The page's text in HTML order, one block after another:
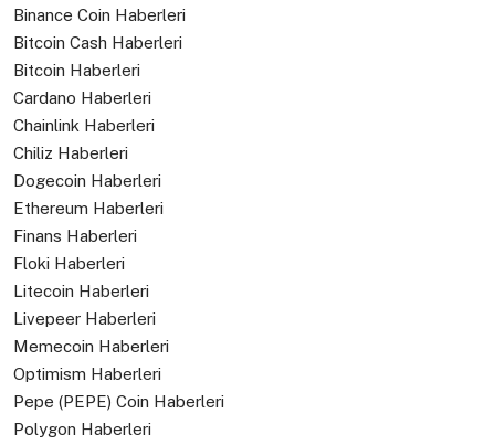
Binance Coin Haberleri
Bitcoin Cash Haberleri
Bitcoin Haberleri
Cardano Haberleri
Chainlink Haberleri
Chiliz Haberleri
Dogecoin Haberleri
Ethereum Haberleri
Finans Haberleri
Floki Haberleri
Litecoin Haberleri
Livepeer Haberleri
Memecoin Haberleri
Optimism Haberleri
Pepe (PEPE) Coin Haberleri
Polygon Haberleri